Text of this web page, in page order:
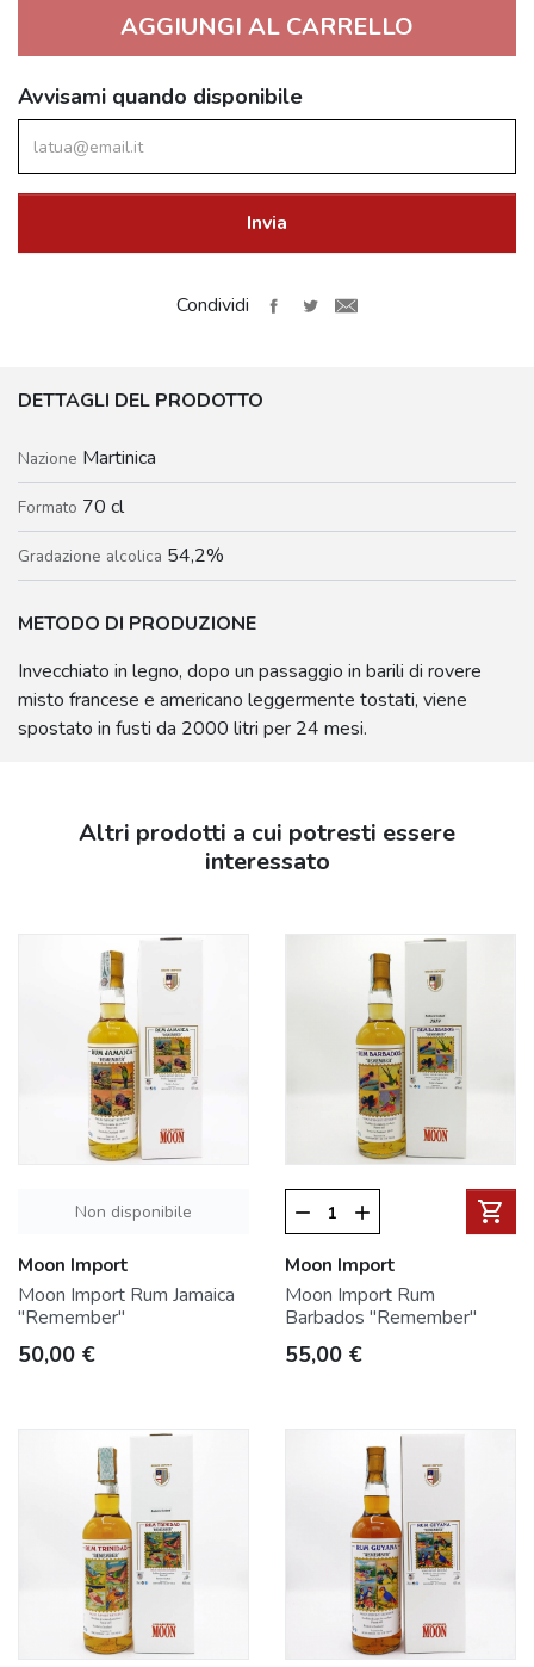
AGGIUNGI AL CARRELLO
Avvisami quando disponibile
Invia
Condividi
DETTAGLI DEL PRODOTTO
Nazione Martinica
Formato 70 cl
Gradazione alcolica 54,2%
METODO DI PRODUZIONE
Invecchiato in legno, dopo un passaggio in barili di rovere
misto francese e americano leggermente tostati, viene
spostato in fusti da 2000 litri per 24 mesi.
Altri prodotti a cui potresti essere
interessato
Non disponibile
Moon Import
Moon Import Rum Jamaica
"Remember"
Prezzo
50,00 €
remove add shopping_cart
Moon Import
Moon Import Rum
Barbados "Remember"
Prezzo
55,00 €